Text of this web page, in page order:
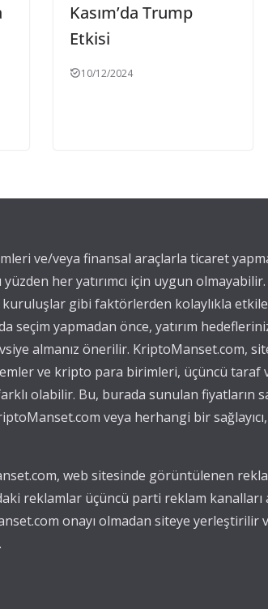
Kasım’da Trump
Etkisi
10/12/2024
ve/veya finansal araçlarla ticaret
yüzden her yatırımcı için uygun
gibi faktörlerden kolaylıkla
seçim yapmadan önce, yatırım
almanız önerilir. KriptoManset.com,
ve kripto para birimleri, üçüncü taraf
olabilir. Bu, burada sunulan fiyatların
veya herhangi bir
web sitesinde görüntülenen
reklamlar üçüncü parti reklam kanalları
onayı olmadan siteye